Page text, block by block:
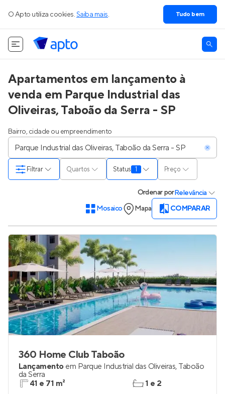
O Apto utiliza cookies. Saiba mais. Tudo bem
Apartamentos em lançamento à
venda em Parque Industrial das
Oliveiras, Taboão da Serra - SP
Bairro, cidade ou empreendimento
Quartos Status 1 Preço
Filtrar
OrdenarporRelevância
Mosaico
Mapa COMPARAR
360 Home Club Taboão
Lançamento em Parque Industrial das Oliveiras, Taboão
da Serra
41 e 71 m²
1 e 2